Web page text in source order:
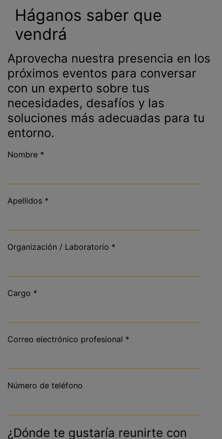
Háganos saber que
vendrá
Aprovecha nuestra presencia en los
próximos eventos para conversar
con un experto sobre tus
necesidades, desafíos y las
soluciones más adecuadas para tu
entorno.
Nombre *
Apellidos *
Organización / Laboratorio *
Cargo *
Correo electrónico profesional *
Número de teléfono
¿Dónde te gustaría reunirte con